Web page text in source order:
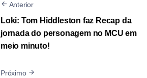
Anterior
Loki: Tom Hiddleston faz Recap da
jornada do personagem no MCU em
meio minuto!
Próximo